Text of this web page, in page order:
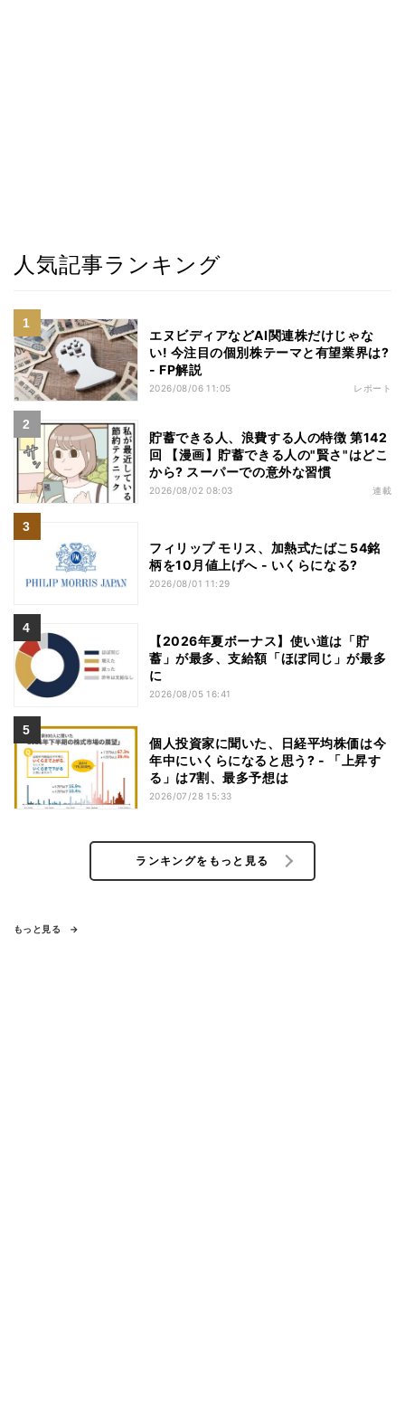
人気記事ランキング
エヌビディアなどAI関連株だけじゃな
い! 今注目の個別株テーマと有望業界は?
- FP解説
2026/08/06 11:05 レポート
貯蓄できる人、浪費する人の特徴 第142
回 【漫画】貯蓄できる人の"賢さ"はどこ
から? スーパーでの意外な習慣
2026/08/02 08:03 連載
フィリップ モリス、加熱式たばこ54銘
柄を10月値上げへ - いくらになる?
2026/08/01 11:29
【2026年夏ボーナス】使い道は「貯
蓄」が最多、支給額「ほぼ同じ」が最多
に
2026/08/05 16:41
個人投資家に聞いた、日経平均株価は今
年中にいくらになると思う? - 「上昇す
る」は7割、最多予想は
2026/07/28 15:33
ランキングをもっと見る
もっと見る